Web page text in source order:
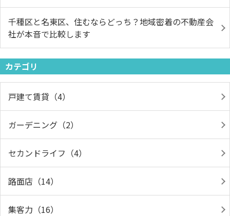
千種区と名東区、住むならどっち？地域密着の不動産会
社が本音で比較します
カテゴリ
戸建て賃貸（4）
ガーデニング（2）
セカンドライフ（4）
路面店（14）
集客力（16）